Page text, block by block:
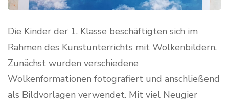
Die Kinder der 1. Klasse beschäftigten sich im
Rahmen des Kunstunterrichts mit Wolkenbildern.
Zunächst wurden verschiedene
Wolkenformationen fotografiert und anschließend
als Bildvorlagen verwendet. Mit viel Neugier